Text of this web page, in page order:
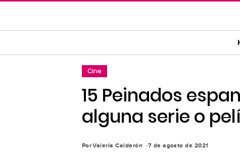
contenido
Cine
15 Peinados
alguna serie o
PorValeria Calderón 7 de agosto de 2021